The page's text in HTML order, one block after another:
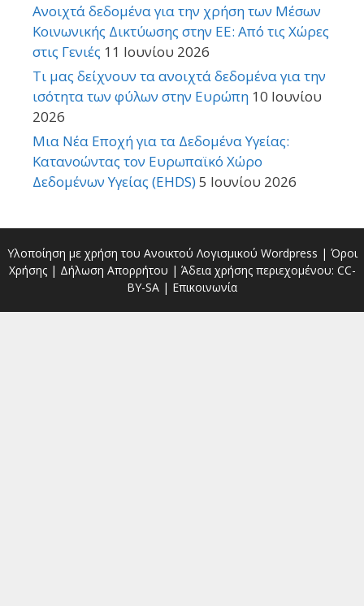
Ανοιχτά δεδομένα για την χρήση των Μέσων
Κοινωνικής Δικτύωσης στην ΕΕ: Από τις Χώρες
στις Γενιές 11 Ιουνίου 2026
Τι μας δείχνουν τα ανοιχτά δεδομένα για την
ισότητα των φύλων στην Ευρώπη 10 Ιουνίου
2026
Μια Νέα Εποχή για τα Δεδομένα Υγείας:
Κατανοώντας τον Ευρωπαϊκό Χώρο
Δεδομένων Υγείας (EHDS)5 Ιουνίου 2026
Υλοποίηση με χρήση του Ανοικτού Λογισμικού Wordpress | Όροι
Χρήσης| Δήλωση Απορρήτου | Άδεια χρήσης περιεχομένου: CC-
BY-SA | Επικοινωνία